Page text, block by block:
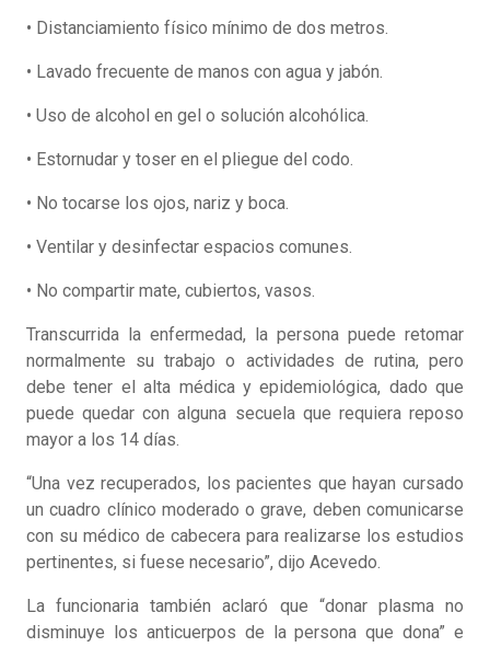
• Distanciamiento físico mínimo de dos metros.
• Lavado frecuente de manos con agua y jabón.
• Uso de alcohol en gel o solución alcohólica.
• Estornudar y toser en el pliegue del codo.
• No tocarse los ojos, nariz y boca.
• Ventilar y desinfectar espacios comunes.
• No compartir mate, cubiertos, vasos.
Transcurrida la enfermedad, la persona puede retomar
normalmente su trabajo o actividades de rutina, pero
debe tener el alta médica y epidemiológica, dado que
puede quedar con alguna secuela que requiera reposo
mayor a los 14 días.
“Una vez recuperados, los pacientes que hayan cursado
un cuadro clínico moderado o grave, deben comunicarse
con su médico de cabecera para realizarse los estudios
pertinentes, si fuese necesario”, dijo Acevedo.
La funcionaria también aclaró que “donar plasma no
disminuye los anticuerpos de la persona que dona” e